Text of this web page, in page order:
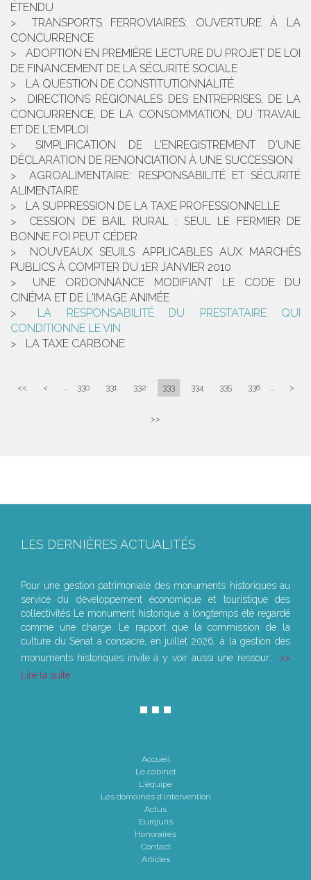
ÉTENDU
TRANSPORTS FERROVIAIRES: OUVERTURE À LA
CONCURRENCE
ADOPTION EN PREMIÈRE LECTURE DU PROJET DE LOI
DE FINANCEMENT DE LA SÉCURITÉ SOCIALE
LA QUESTION DE CONSTITUTIONNALITÉ
DIRECTIONS RÉGIONALES DES ENTREPRISES, DE LA
CONCURRENCE, DE LA CONSOMMATION, DU TRAVAIL
ET DE L'EMPLOI
SIMPLIFICATION DE L'ENREGISTREMENT D'UNE
DÉCLARATION DE RENONCIATION À UNE SUCCESSION
AGROALIMENTAIRE: RESPONSABILITÉ ET SÉCURITÉ
ALIMENTAIRE
LA SUPPRESSION DE LA TAXE PROFESSIONNELLE
CESSION DE BAIL RURAL : SEUL LE FERMIER DE
BONNE FOI PEUT CÉDER
NOUVEAUX SEUILS APPLICABLES AUX MARCHÉS
PUBLICS À COMPTER DU 1ER JANVIER 2010
UNE ORDONNANCE MODIFIANT LE CODE DU
CINÉMA ET DE L'IMAGE ANIMÉE
LA RESPONSABILITÉ DU PRESTATAIRE QUI
CONDITIONNE LE VIN
LA TAXE CARBONE
<< < ... 330 331 332 333 334 335 336 ... >
>>
LES DERNIÈRES ACTUALITÉS
Pour une gestion patrimoniale des monuments historiques au
service du développement économique et touristique des
collectivités Le monument historique a longtemps été regardé
comme une charge. Le rapport que la commission de la
culture du Sénat a consacré, en juillet 2026, à la gestion des
monuments historiques invite à y voir aussi une ressour...
Lire la suite
Accueil
Le cabinet
L'équipe
Les domaines d'intervention
Actus
Eurojuris
Honoraires
Contact
Articles